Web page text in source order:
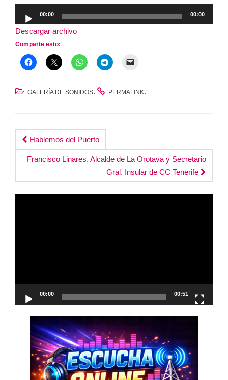
de
audio
00:00 00:00
Descargar archivo
Comparte esto:
GALERÍA DE SONIDOS. PERMALINK.
Post
navigation
Hablemos del Puerto
Francisco Linares. Alcalde de La Orotava y Secretario
Gral. Insular de CC Tenerife
00:00 00:51